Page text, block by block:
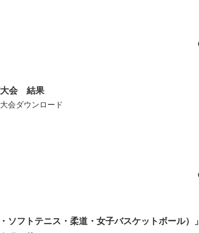
大会 結果
会ダウンロード
ソフトテニス・柔道・女子バスケットボール）」